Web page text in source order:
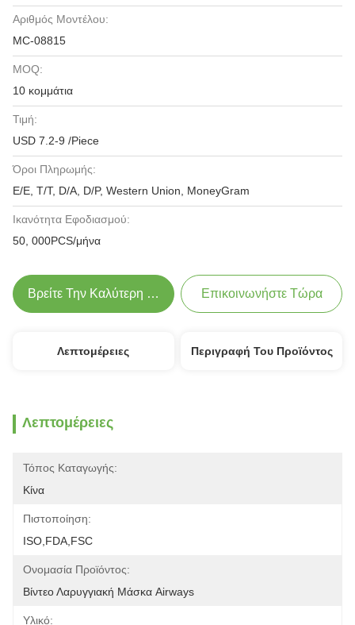
Αριθμός Μοντέλου:
MC-08815
MOQ:
10 κομμάτια
Τιμή:
USD 7.2-9 /Piece
Όροι Πληρωμής:
Ε/Ε, Τ/Τ, D/A, D/P, Western Union, MoneyGram
Ικανότητα Εφοδιασμού:
50, 000PCS/μήνα
Βρείτε Την Καλύτερη Τιμή Επικοινωνήστε Τώρα
Λεπτομέρειες Περιγραφή Του Προϊόντος
Λεπτομέρειες
Τόπος Καταγωγής:
Κίνα
Πιστοποίηση:
ISO,FDA,FSC
Ονομασία Προϊόντος:
Βίντεο Λαρυγγιακή Μάσκα Airways
Υλικό: